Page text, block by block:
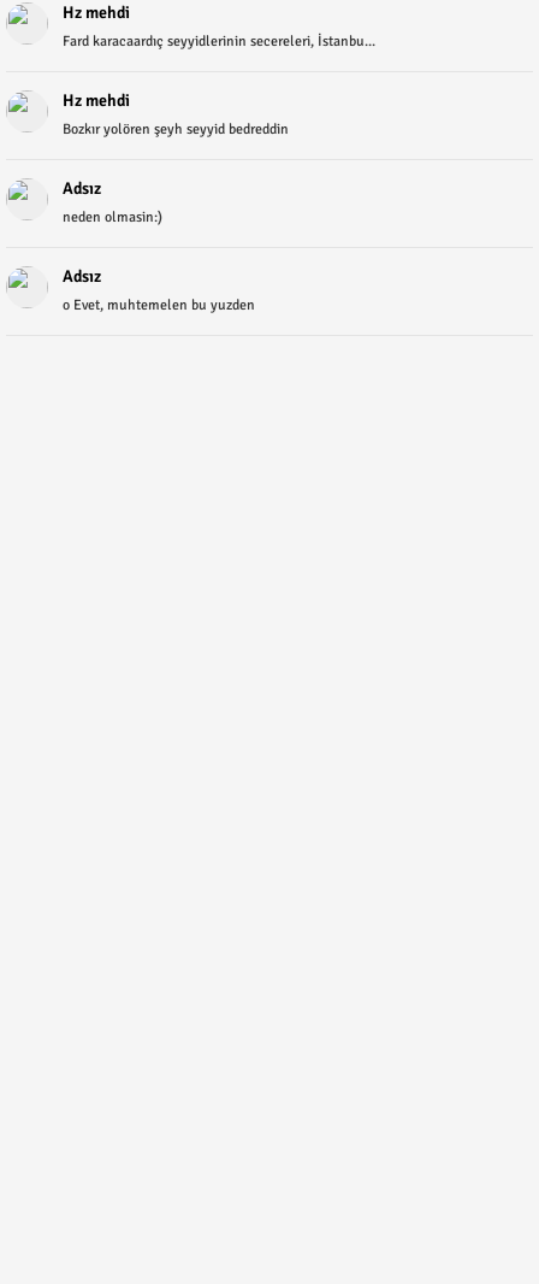
Hz mehdi
Fard karacaardıç seyyidlerinin secereleri, İstanbu...
Hz mehdi
Bozkır yolören şeyh seyyid bedreddin
Adsız
neden olmasin:)
Adsız
o Evet, muhtemelen bu yuzden